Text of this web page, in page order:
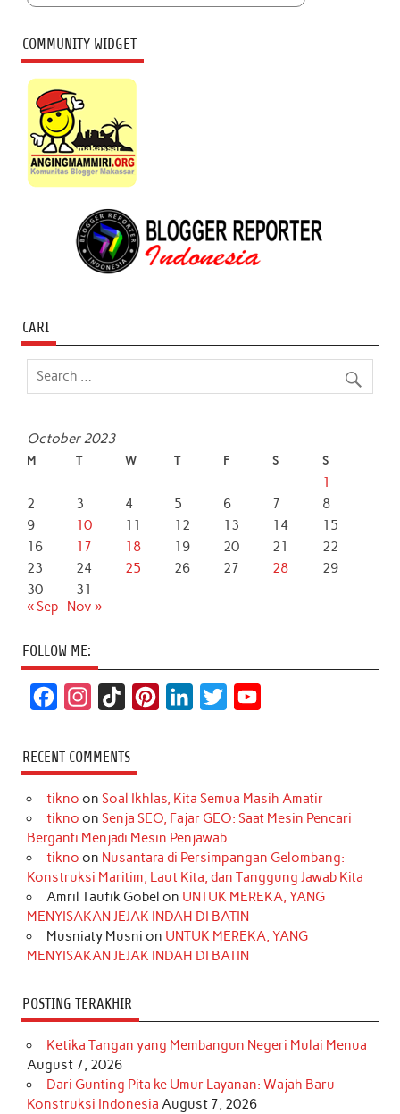
COMMUNITY WIDGET
CARI
October 2023
M T W T F S S
1
2
3 4 5 6 7
8
9
10 11 12 13 14
15
16
17 18 19 20 21
22
23
24 25 26 27 28
29
30
31
« Sep
Nov »
FOLLOW ME:
c
e
b
o
k
s
t
a
r
a
m
k
T
o
k
t
e
r
e
s
t
k
e
d
I
n
t
t
r
T
u
e
RECENT COMMENTS
tikno on Soal Ikhlas, Kita Semua Masih Amatir
tikno on Senja SEO, Fajar GEO: Saat Mesin Pencari
Berganti Menjadi Mesin Penjawab
tikno on Nusantara di Persimpangan Gelombang:
Konstruksi Maritim, Laut Kita, dan Tanggung Jawab Kita
Amril Taufik Gobel on UNTUK MEREKA, YANG
MENYISAKAN JEJAK INDAH DI BATIN
Musniaty Musni on UNTUK MEREKA, YANG
MENYISAKAN JEJAK INDAH DI BATIN
POSTING TERAKHIR
Ketika Tangan yang Membangun Negeri Mulai Menua
August 7, 2026
Dari Gunting Pita ke Umur Layanan: Wajah Baru
Konstruksi Indonesia August 7, 2026